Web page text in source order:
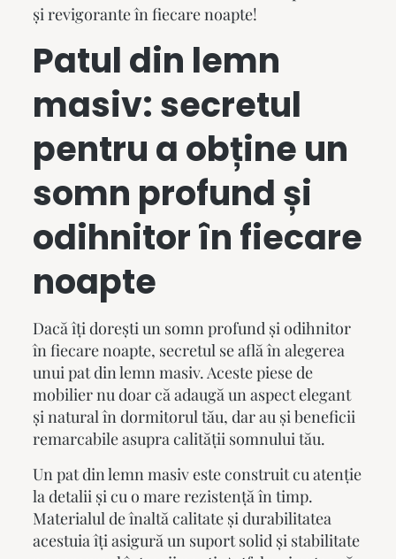
și revigorante în fiecare noapte!
Patul din lemn
masiv: secretul
pentru a obține un
somn profund și
odihnitor în fiecare
noapte
Dacă îți dorești un somn profund și odihnitor
în fiecare noapte, secretul se află în alegerea
unui pat din lemn masiv. Aceste piese de
mobilier nu doar că adaugă un aspect elegant
și natural în dormitorul tău, dar au și beneficii
remarcabile asupra calității somnului tău.
Un pat din lemn masiveste construit cu atenție
la detalii și cu o mare rezistență în timp.
Materialul de înaltă calitate și durabilitatea
acestuia îți asigură un suport solid și stabilitate